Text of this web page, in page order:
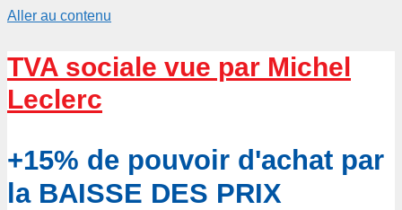
Aller au contenu
TVA sociale vue par Michel
Leclerc
+15% de pouvoir d'achat par
la BAISSE DES PRIX